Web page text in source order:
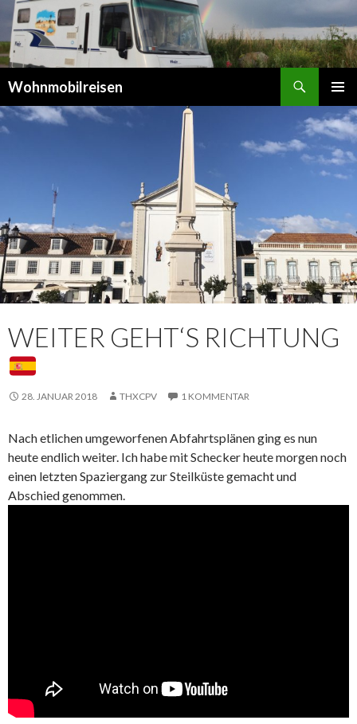
Wohnmobilreisen
MENÜ
ZUM
INHALT
WEITER GEHT‘S RICHTUNG
28. JANUAR 2018 THXCPV 1 KOMMENTAR
Nach etlichen umgeworfenen Abfahrtsplänen ging es nun
heute endlich weiter. Ich habe mit Schecker heute morgen noch
einen letzten Spaziergang zur Steilküste gemacht und
Abschied genommen.